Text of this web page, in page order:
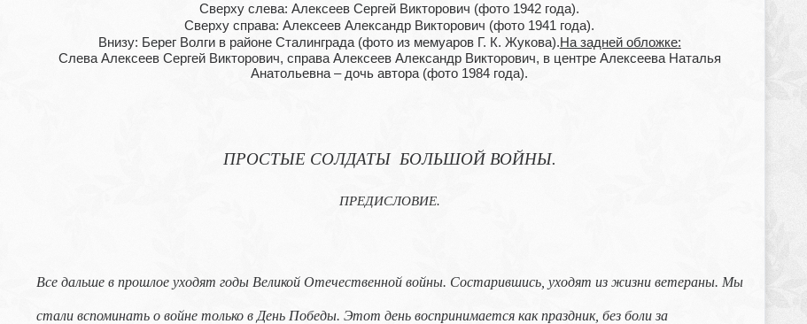
Сверху слева: Алексеев Сергей Викторович (фото 1942 года).
Сверху справа: Алексеев Александр Викторович (фото 1941 года).
Внизу: Берег Волги в районе Сталинграда (фото из мемуаров Г. К. Жукова).На задней обложке:
Слева Алексеев Сергей Викторович, справа Алексеев Александр Викторович, в центре Алексеева Наталья
Анатольевна – дочь автора (фото 1984 года).
ПРОСТЫЕ СОЛДАТЫ БОЛЬШОЙ ВОЙНЫ.
ПРЕДИСЛОВИЕ.
Все дальше в прошлое уходят годы Великой Отечественной войны. Состарившись, уходят из жизни ветераны. Мы
стали вспоминать о войне только в День Победы. Этот день воспринимается как праздник, без боли за